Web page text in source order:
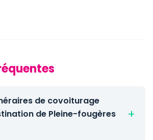
de covoiturage
de Pleine-fougères